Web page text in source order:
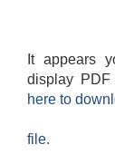
It appears
display PDF
here to
file.